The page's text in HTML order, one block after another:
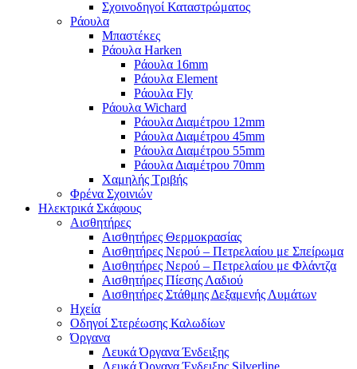
Σχοινοδηγοί Καταστρώματος
Ράουλα
Μπαστέκες
Ράουλα Harken
Ράουλα 16mm
Ράουλα Element
Ράουλα Fly
Ράουλα Wichard
Ράουλα Διαμέτρου 12mm
Ράουλα Διαμέτρου 45mm
Ράουλα Διαμέτρου 55mm
Ράουλα Διαμέτρου 70mm
Χαμηλής Τριβής
Φρένα Σχοινιών
Ηλεκτρικά Σκάφους
Αισθητήρες
Αισθητήρες Θερμοκρασίας
Αισθητήρες Νερού – Πετρελαίου με Σπείρωμα
Αισθητήρες Νερού – Πετρελαίου με Φλάντζα
Αισθητήρες Πίεσης Λαδιού
Αισθητήρες Στάθμης Δεξαμενής Λυμάτων
Ηχεία
Οδηγοί Στερέωσης Καλωδίων
Όργανα
Λευκά Όργανα Ένδειξης
Λευκά Όργανα Ένδειξης Silverline